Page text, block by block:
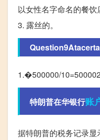
以女性名字命名的餐
3. 露丝的。
1.�500000/
特朗普在华银行账
据特朗普的税务记录